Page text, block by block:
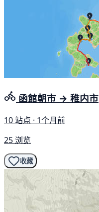
函館朝市 → 稚内市
10 站点 · 1个月前
25 浏览
收藏